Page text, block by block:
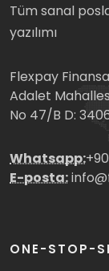
Tüm sanal
yazılımı
Flexpay
Adalet
No 47/B D:
Whatsapp:
E-posta:
ONE-STOP-